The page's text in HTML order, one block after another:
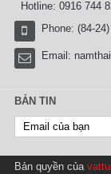
Hotline: 0916 744
Phone: (84-
Email:
BẢN TIN
Bản quyền của